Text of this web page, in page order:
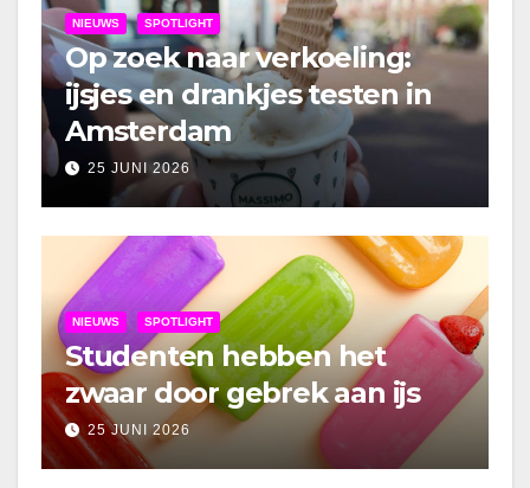
NIEUWS SPOTLIGHT
Op zoek naar verkoeling:
ijsjes en drankjes testen in
Amsterdam
25 JUNI 2026
NIEUWS SPOTLIGHT
Studenten hebben het
zwaar door gebrek aan ijs
25 JUNI 2026